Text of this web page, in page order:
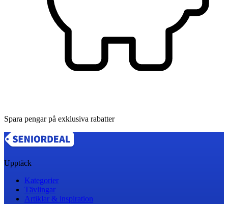
Spara pengar på exklusiva rabatter
Upptäck
Kategorier
Tävlingar
Artiklar & inspiration